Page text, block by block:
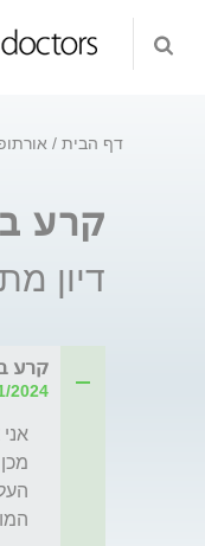
דף הבית
קרע
דיון
קרע
09/01/2024 |